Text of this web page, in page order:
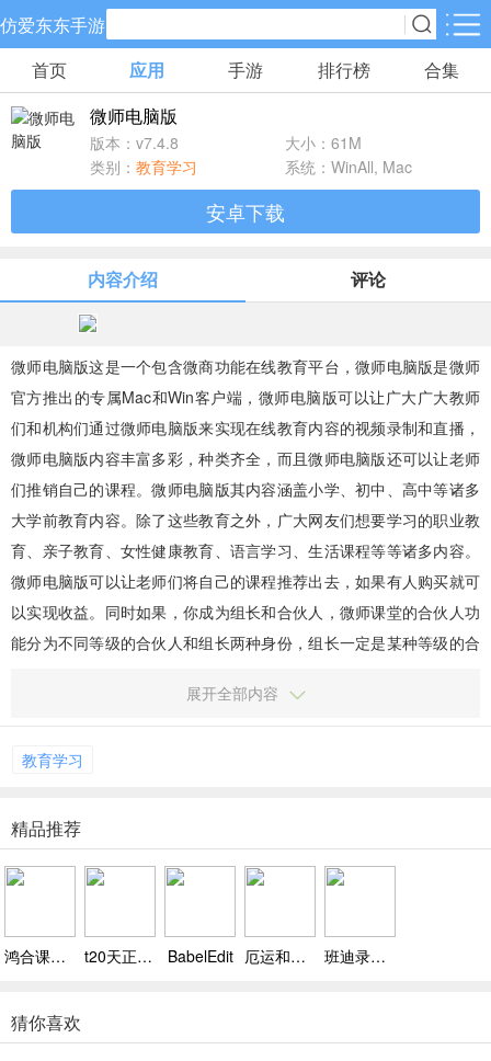
仿爱东东手游
手游分类 应用分类
卡牌回合
70款手游
202款手游
飞行射击
策略塔防
模拟经营
45款手游
音乐舞蹈
2款手游
儿童教育
3款手游
首页 应用 手游 排行榜 合集
微师电脑版
版本：v7.4.8
大小：61M
类别： 教育学习 系统：WinAll, Mac
安卓下载
内容介绍 评论
微师电脑版这是一个包含微商功能在线教育平台，微师电脑版是微师
官方推出的专属Mac和Win客户端，微师电脑版可以让广大广大教师
们和机构们通过微师电脑版来实现在线教育内容的视频录制和直播，
微师电脑版内容丰富多彩，种类齐全，而且微师电脑版还可以让老师
们推销自己的课程。微师电脑版其内容涵盖小学、初中、高中等诸多
大学前教育内容。除了这些教育之外，广大网友们想要学习的职业教
育、亲子教育、女性健康教育、语言学习、生活课程等等诸多内容。
微师电脑版可以让老师们将自己的课程推荐出去，如果有人购买就可
以实现收益。同时如果，你成为组长和合伙人，微师课堂的合伙人功
能分为不同等级的合伙人和组长两种身份，组长一定是某种等级的合
展开全部内容
教育学习
精品推荐
鸿合课堂评价 t20天正给排水软件 BabelEdit 厄运和命运 班迪录屏Bandicam
猜你喜欢